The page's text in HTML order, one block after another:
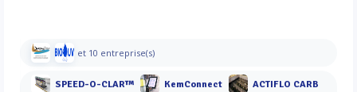
et 10 entreprise(s)
SPEED-O-CLAR™ KemConnect ACTIFLO CARB